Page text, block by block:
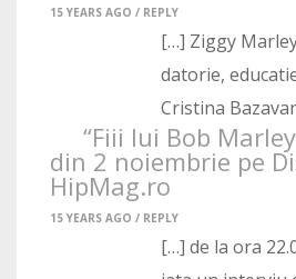
15 YEARS AGO / REPLY
[…] Ziggy
datorie,
Cristina
“Fiii lui Bob
din 2 noiembrie pe
HipMag.ro
15 YEARS AGO / REPLY
[…] de la ora